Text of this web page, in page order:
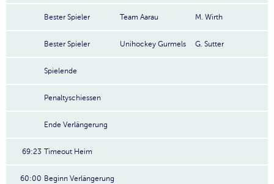
Bester Spieler Team Aarau M. Wirth
Bester Spieler Unihockey Gurmels G. Sutter
Spielende
Penaltyschiessen
Ende Verlängerung
69:23 Timeout Heim
60:00 Beginn Verlängerung